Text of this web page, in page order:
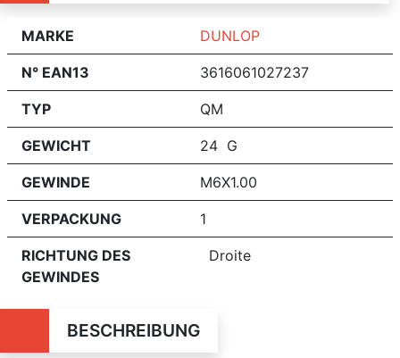
MARKE DUNLOP
N° EAN13 3616061027237
TYP QM
GEWICHT 24 G
GEWINDE M6X1.00
VERPACKUNG 1
RICHTUNG DES
GEWINDES
Droite
BESCHREIBUNG